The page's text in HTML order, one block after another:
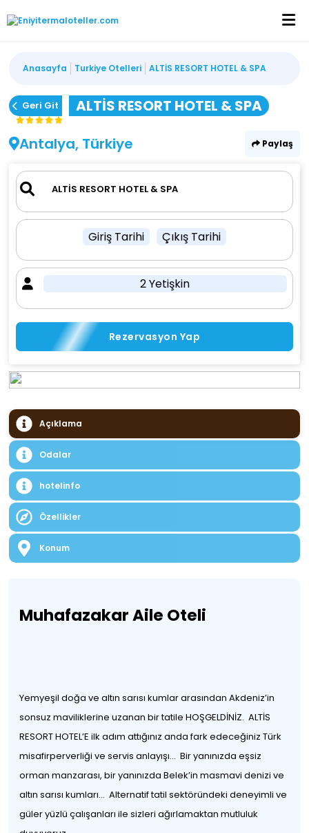
Anasayfa Turkiye Otelleri ALTİS RESORT HOTEL & SPA
Geri Git
ALTİS RESORT HOTEL & SPA
Antalya, Türkiye
Paylaş
Giriş Tarihi Çıkış Tarihi
2 Yetişkin
Rezervasyon Yap
Açıklama
Odalar
hotelinfo
Özellikler
Konum
Muhafazakar Aile Oteli
Yemyeşil doğa ve altın sarısı kumlar arasından Akdeniz’in
sonsuz maviliklerine uzanan bir tatile HOŞGELDİNİZ. ALTİS
RESORT HOTEL’E ilk adım attığınız anda fark edeceğiniz Türk
misafirperverliği ve servis anlayışı… Bir yanınızda eşsiz
orman manzarası, bir yanınızda Belek’in masmavi denizi ve
altın sarısı kumları… Alternatif tatil sektöründeki deneyimli ve
güler yüzlü çalışanları ile sizleri ağırlamaktan mutluluk